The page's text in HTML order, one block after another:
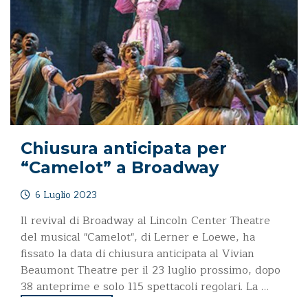
Chiusura anticipata per
“Camelot” a Broadway
6 Luglio 2023
Il revival di Broadway al Lincoln Center Theatre
del musical "Camelot", di Lerner e Loewe, ha
fissato la data di chiusura anticipata al Vivian
Beaumont Theatre per il 23 luglio prossimo, dopo
38 anteprime e solo 115 spettacoli regolari. La …